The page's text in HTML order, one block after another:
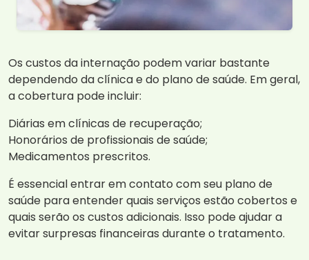
Os custos da internação podem variar bastante
dependendo da clínica e do plano de saúde. Em geral,
a cobertura pode incluir:
Diárias em clínicas de recuperação;
Honorários de profissionais de saúde;
Medicamentos prescritos.
É essencial entrar em contato com seu plano de
saúde para entender quais serviços estão cobertos e
quais serão os custos adicionais. Isso pode ajudar a
evitar surpresas financeiras durante o tratamento.